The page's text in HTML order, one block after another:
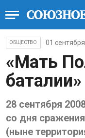
ОБЩЕСТВО 01
«Мать
баталии»
28 сентября
со дня
(ныне